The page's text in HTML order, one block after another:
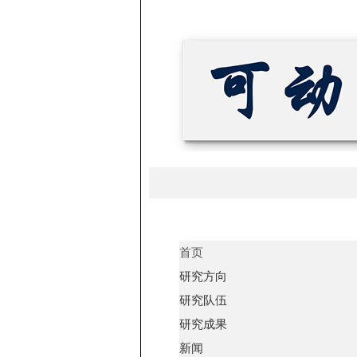
首页
研究方向
研究队伍
研究成果
新闻